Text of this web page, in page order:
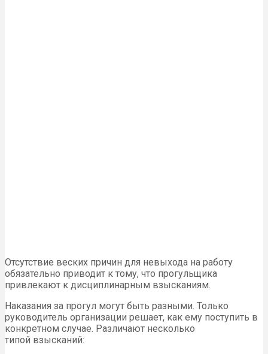
Отсутствие веских причин для невыхода на работу
обязательно приводит к тому, что прогульщика
привлекают к дисциплинарным взысканиям.
Наказания за прогул могут быть разными. Только
руководитель организации решает, как ему поступить в
конкретном случае. Различают несколько
типой взысканий: